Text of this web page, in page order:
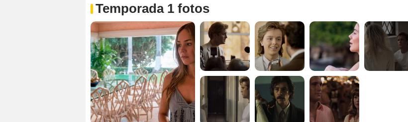
Temporada 1 fotos